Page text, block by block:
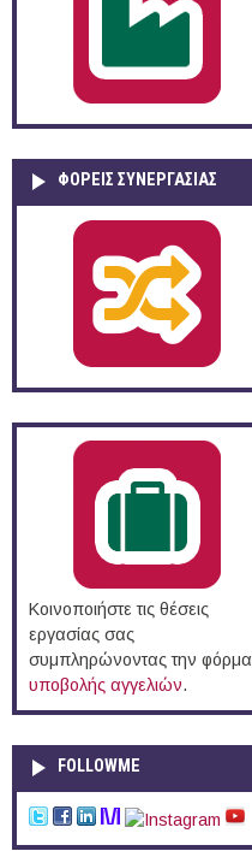
ΦΟΡΕΙΣ ΣΥΝΕΡΓΑΣΙΑΣ
Κοινοποιήστε τις θέσεις
εργασίας σας
συμπληρώνοντας την φόρμα
υποβολής αγγελιών.
FOLLOWME